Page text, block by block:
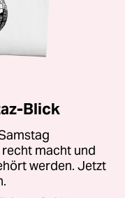
Blick
macht und
werden. Jetzt